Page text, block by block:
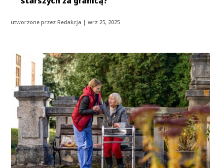
utworzone przezRedakcja |wrz 25, 2025